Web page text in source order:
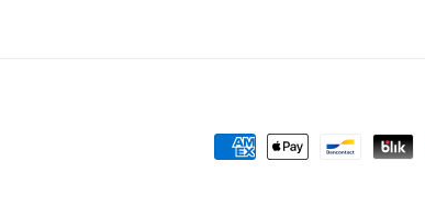
Zahlungsmethoden